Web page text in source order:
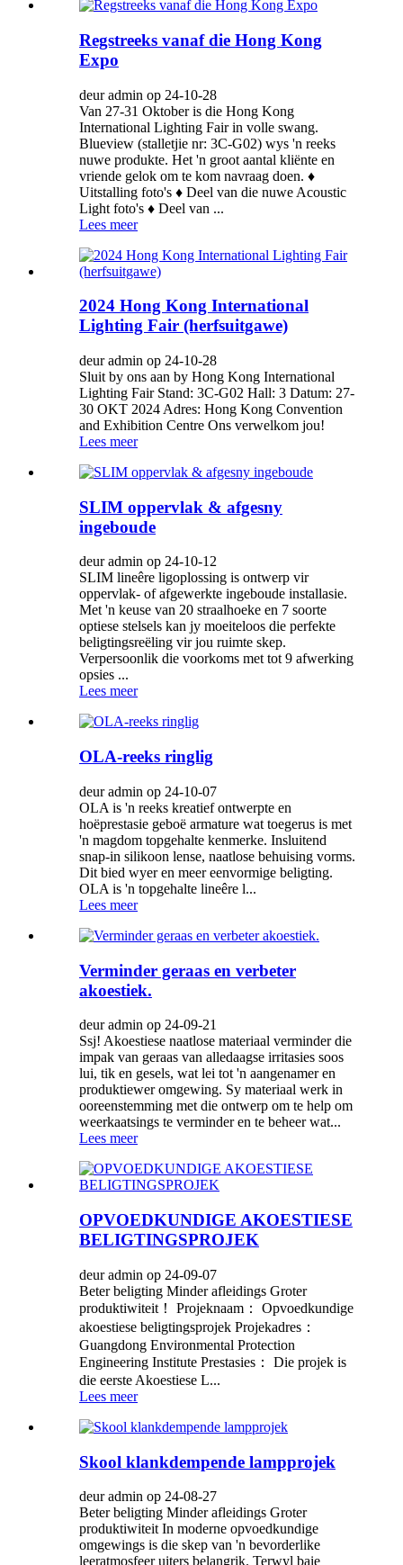
Regstreeks vanaf die Hong Kong
Expo
deur admin op 24-10-28
Van 27-31 Oktober is die Hong Kong
International Lighting Fair in volle swang.
Blueview (stalletjie nr: 3C-G02) wys 'n reeks
nuwe produkte. Het 'n groot aantal kliënte en
vriende gelok om te kom navraag doen. ♦
Uitstalling foto's ♦ Deel van die nuwe Acoustic
Light foto's ♦ Deel van ...
Lees meer
2024 Hong Kong International
Lighting Fair (herfsuitgawe)
deur admin op 24-10-28
Sluit by ons aan by Hong Kong International
Lighting Fair Stand: 3C-G02 Hall: 3 Datum: 27-
30 OKT 2024 Adres: Hong Kong Convention
and Exhibition Centre Ons verwelkom jou!
Lees meer
SLIM oppervlak & afgesny
ingeboude
deur admin op 24-10-12
SLIM lineêre ligoplossing is ontwerp vir
oppervlak- of afgewerkte ingeboude installasie.
Met 'n keuse van 20 straalhoeke en 7 soorte
optiese stelsels kan jy moeiteloos die perfekte
beligtingsreëling vir jou ruimte skep.
Verpersoonlik die voorkoms met tot 9 afwerking
opsies ...
Lees meer
OLA-reeks ringlig
deur admin op 24-10-07
OLA is 'n reeks kreatief ontwerpte en
hoëprestasie geboë armature wat toegerus is met
'n magdom topgehalte kenmerke. Insluitend
snap-in silikoon lense, naatlose behuising vorms.
Dit bied wyer en meer eenvormige beligting.
OLA is 'n topgehalte lineêre l...
Lees meer
Verminder geraas en verbeter
akoestiek.
deur admin op 24-09-21
Ssj! Akoestiese naatlose materiaal verminder die
impak van geraas van alledaagse irritasies soos
lui, tik en gesels, wat lei tot 'n aangenamer en
produktiewer omgewing. Sy materiaal werk in
ooreenstemming met die ontwerp om te help om
weerkaatsings te verminder en te beheer wat...
Lees meer
OPVOEDKUNDIGE AKOESTIESE
BELIGTINGSPROJEK
deur admin op 24-09-07
Beter beligting Minder afleidings Groter
produktiwiteit！ Projeknaam： Opvoedkundige
akoestiese beligtingsprojek Projekadres：
Guangdong Environmental Protection
Engineering Institute Prestasies： Die projek is
die eerste Akoestiese L...
Lees meer
Skool klankdempende lampprojek
deur admin op 24-08-27
Beter beligting Minder afleidings Groter
produktiwiteit In moderne opvoedkundige
omgewings is die skep van 'n bevorderlike
leeratmosfeer uiters belangrik. Terwyl baie